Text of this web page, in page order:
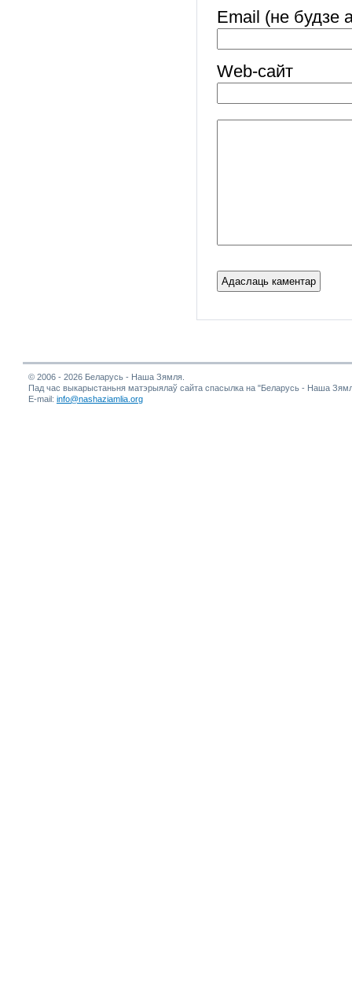
Email (не будзе
Web-cайт
© 2006 - 2026 Беларусь - Наша Зямля.
Пад час выкарыстаньня матэрыялаў сайта спасылка на "Беларусь - Наша
E-mail: info@nashaziamlia.org